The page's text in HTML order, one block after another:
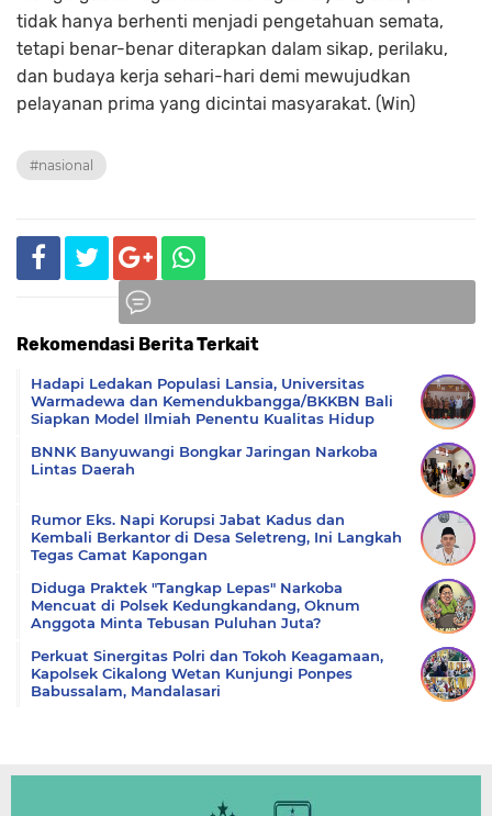
tidak hanya berhenti menjadi pengetahuan semata,
tetapi benar-benar diterapkan dalam sikap, perilaku,
dan budaya kerja sehari-hari demi mewujudkan
pelayanan prima yang dicintai masyarakat. (Win)
#nasional
Rekomendasi Berita Terkait
Hadapi Ledakan Populasi Lansia, Universitas
Warmadewa dan Kemendukbangga/BKKBN Bali
Siapkan Model Ilmiah Penentu Kualitas Hidup
BNNK Banyuwangi Bongkar Jaringan Narkoba
Lintas Daerah
Rumor Eks. Napi Korupsi Jabat Kadus dan
Kembali Berkantor di Desa Seletreng, Ini Langkah
Tegas Camat Kapongan
Diduga Praktek "Tangkap Lepas" Narkoba
Mencuat di Polsek Kedungkandang, Oknum
Anggota Minta Tebusan Puluhan Juta?
Perkuat Sinergitas Polri dan Tokoh Keagamaan,
Kapolsek Cikalong Wetan Kunjungi Ponpes
Babussalam, Mandalasari